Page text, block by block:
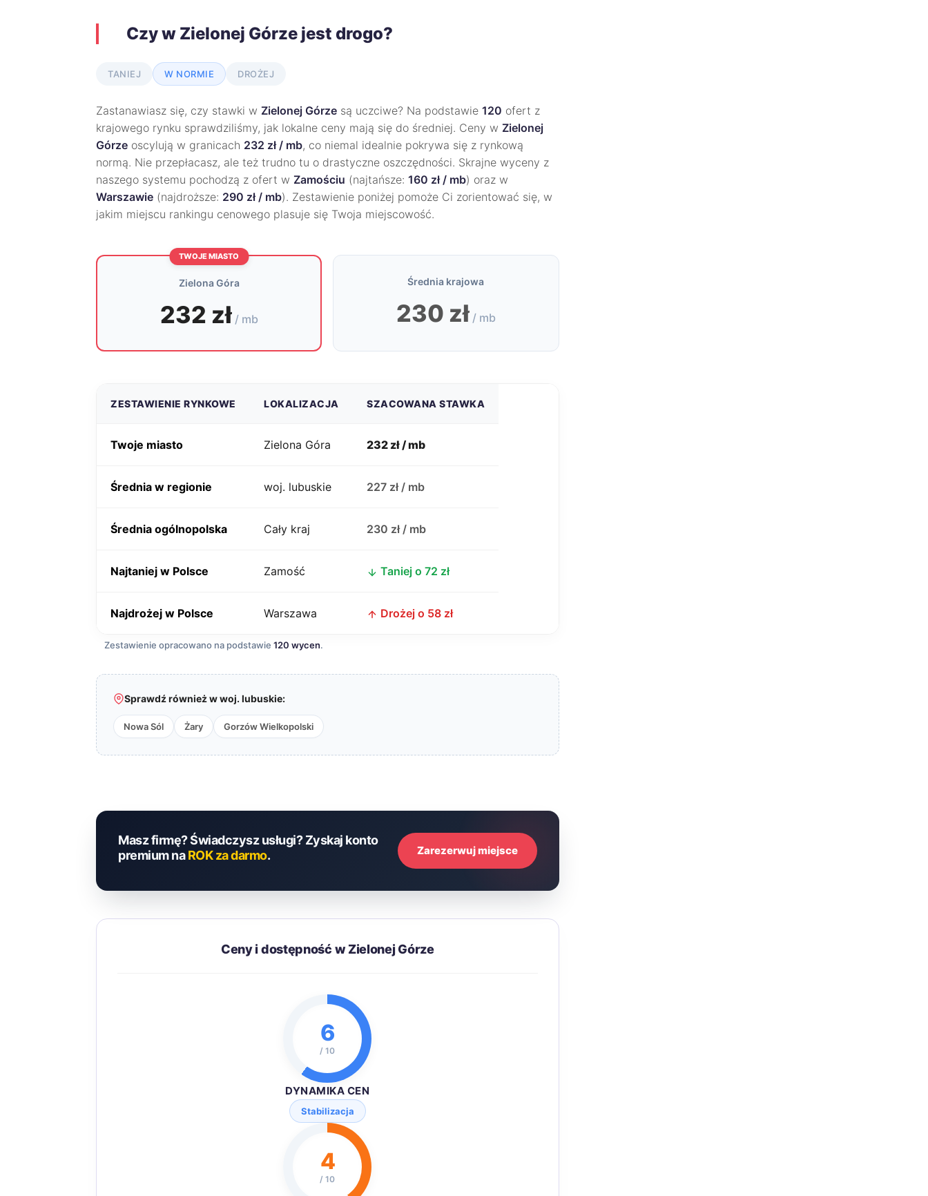
Czy w Zielonej Górze jest drogo?
TANIEJ W NORMIE DROŻEJ
Zastanawiasz się, czy stawki w Zielonej Górze są uczciwe? Na podstawie 120 ofert z
krajowego rynku sprawdziliśmy, jak lokalne ceny mają się do średniej. Ceny w Zielonej
Górze oscylują w granicach 232 zł / mb, co niemal idealnie pokrywa się z rynkową
normą. Nie przepłacasz, ale też trudno tu o drastyczne oszczędności. Skrajne wyceny z
naszego systemu pochodzą z ofert w Zamościu (najtańsze: 160 zł / mb) oraz w
Warszawie (najdroższe: 290 zł / mb). Zestawienie poniżej pomoże Ci zorientować się, w
jakim miejscu rankingu cenowego plasuje się Twoja miejscowość.
TWOJE MIASTO
Zielona Góra
232 zł / mb
Średnia krajowa
230 zł / mb
ZESTAWIENIE RYNKOWE LOKALIZACJA SZACOWANA STAWKA
Twoje miasto Zielona Góra 232 zł / mb
Średnia w regionie woj. lubuskie 227 zł / mb
Średnia ogólnopolska Cały kraj 230 zł / mb
Najtaniej w Polsce Zamość Taniej o 72 zł
Najdrożej w Polsce Warszawa Drożej o 58 zł
Zestawienie opracowano na podstawie 120 wycen.
Sprawdź również w woj. lubuskie:
Nowa Sól Żary Gorzów Wielkopolski
Masz firmę? Świadczysz usługi? Zyskaj konto
premium naROK za darmo. Zarezerwuj miejsce
Ceny i dostępność w Zielonej Górze
6
/ 10
DYNAMIKA CEN
Stabilizacja
4
/ 10